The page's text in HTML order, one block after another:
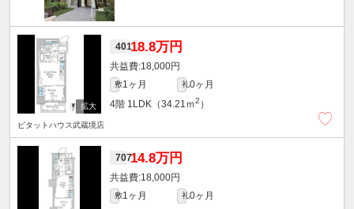
40118.8万円
18,000円
敷1ヶ月 礼0ヶ月
4階 1LDK（34.21ｍ2 ）
ピタットハウス武蔵境店
70714.8万円
18,000円
敷1ヶ月 礼0ヶ月